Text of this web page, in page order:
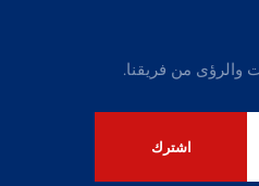
والرؤى من فريقنا.
اشترك